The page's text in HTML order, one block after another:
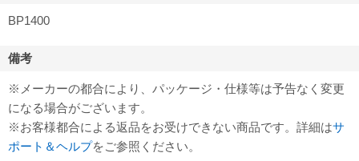
BP1400
備考
※メーカーの都合により、パッケージ・仕様等は予告なく変更
になる場合がございます。
※お客様都合による返品をお受けできない商品です。詳細はサ
ポート＆ヘルプをご参照ください。